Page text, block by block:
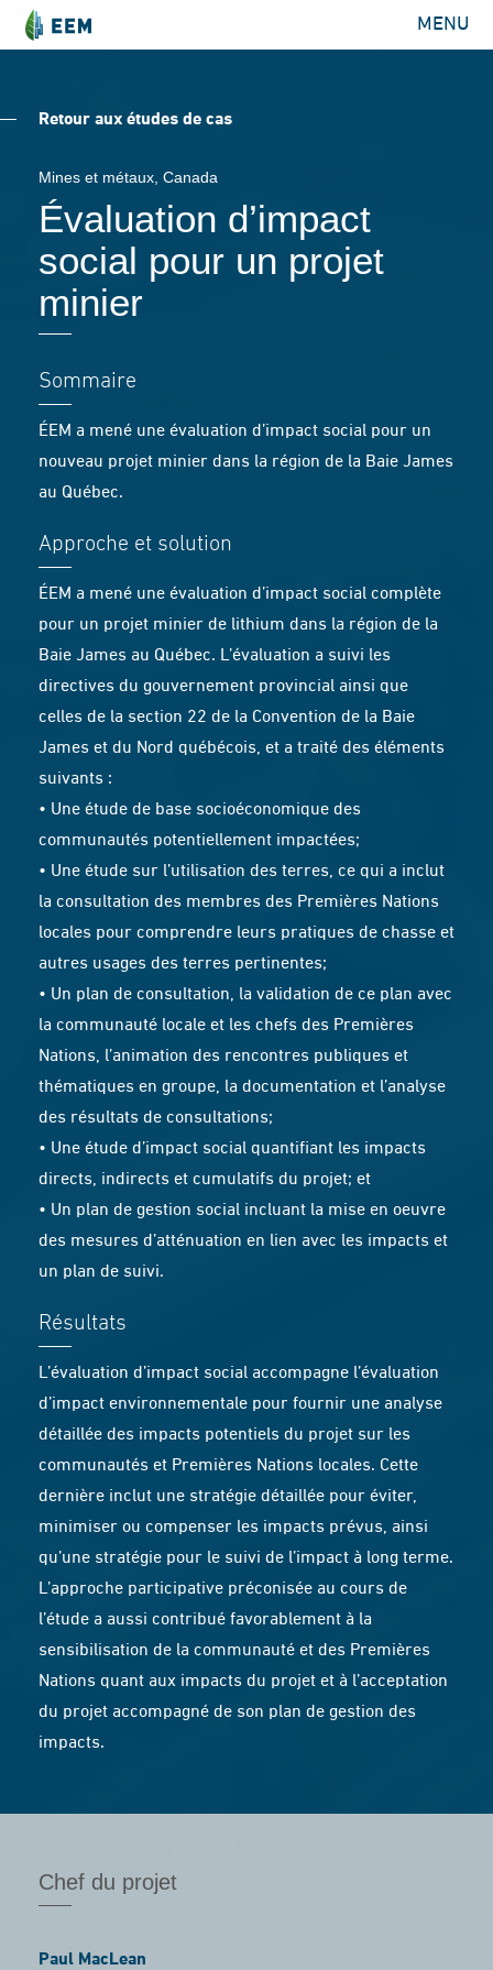
MENU
Retour aux études de cas
Mines et métaux , Canada
Évaluation d’impact
social pour un projet
minier
Sommaire
ÉEM a mené une évaluation d’impact social pour un
nouveau projet minier dans la région de la Baie James
au Québec.
Approche et solution
ÉEM a mené une évaluation d’impact social complète
pour un projet minier de lithium dans la région de la
Baie James au Québec. L’évaluation a suivi les
directives du gouvernement provincial ainsi que
celles de la section 22 de la Convention de la Baie
James et du Nord québécois, et a traité des éléments
suivants :
• Une étude de base socioéconomique des
communautés potentiellement impactées;
• Une étude sur l’utilisation des terres, ce qui a inclut
la consultation des membres des Premières Nations
locales pour comprendre leurs pratiques de chasse et
autres usages des terres pertinentes;
• Un plan de consultation, la validation de ce plan avec
la communauté locale et les chefs des Premières
Nations, l’animation des rencontres publiques et
thématiques en groupe, la documentation et l’analyse
des résultats de consultations;
• Une étude d’impact social quantifiant les impacts
directs, indirects et cumulatifs du projet; et
• Un plan de gestion social incluant la mise en oeuvre
des mesures d’atténuation en lien avec les impacts et
un plan de suivi.
Résultats
L’évaluation d’impact social accompagne l’évaluation
d’impact environnementale pour fournir une analyse
détaillée des impacts potentiels du projet sur les
communautés et Premières Nations locales. Cette
dernière inclut une stratégie détaillée pour éviter,
minimiser ou compenser les impacts prévus, ainsi
qu’une stratégie pour le suivi de l’impact à long terme.
L’approche participative préconisée au cours de
l’étude a aussi contribué favorablement à la
sensibilisation de la communauté et des Premières
Nations quant aux impacts du projet et à l’acceptation
du projet accompagné de son plan de gestion des
impacts.
Chef du projet
Paul MacLean